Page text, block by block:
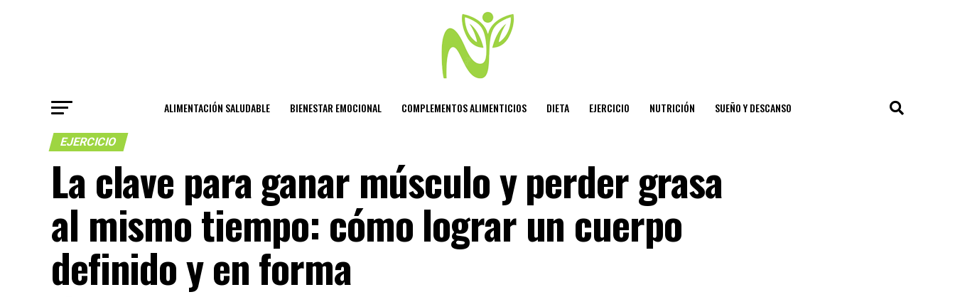
ALIMENTACIÓN SALUDABLE BIENESTAR EMOCIONAL COMPLEMENTOS ALIMENTICIOS DIETA EJERCICIO NUTRICIÓN SUEÑO Y DESCANSO
EJERCICIO
La clave para ganar músculo y perder grasa
al mismo tiempo: cómo lograr un cuerpo
definido y en forma